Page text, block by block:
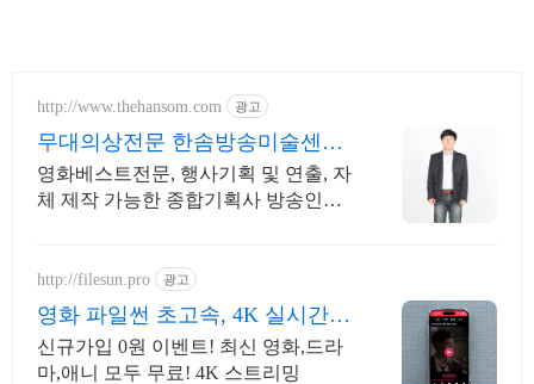
http://www.thehansom.com 광고
무대의상전문 한솜방송미술센터
당일 배송 및 수령가능!
영화베스트전문, 행사기획 및 연출, 자
체 제작 가능한 종합기획사 방송인들
http://filesun.pro 광고
영화 파일썬 초고속, 4K 실시간
보기!
신규가입 0원 이벤트! 최신 영화,드라
마,애니 모두 무료! 4K 스트리밍